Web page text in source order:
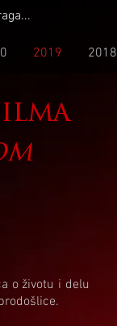
2019 2018
o životu i delu